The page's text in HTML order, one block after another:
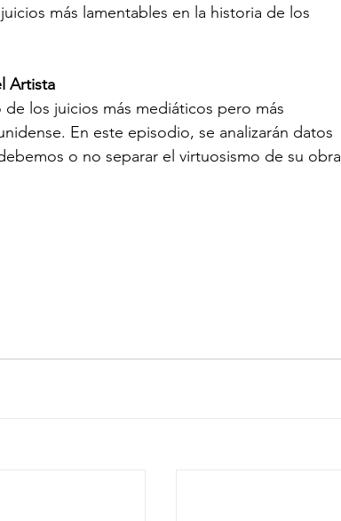
más lamentables en la historia de los
Artista
los juicios más mediáticos pero más
En este episodio, se analizarán datos
o no separar el virtuosismo de su obra